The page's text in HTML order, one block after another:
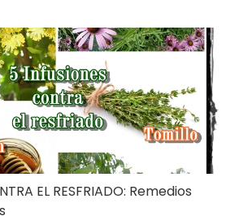
EL RESFRIADO: Remedios